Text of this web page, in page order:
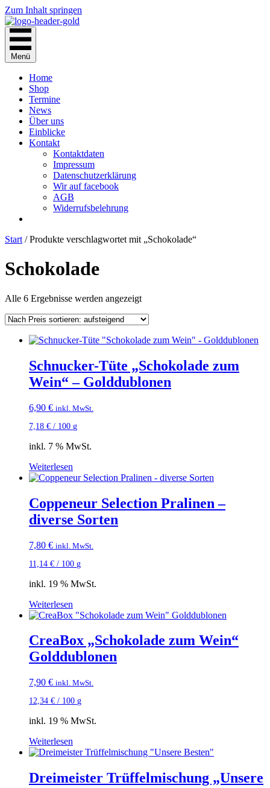
Zum Inhalt springen
Menü
Home
Shop
Termine
News
Über uns
Einblicke
Kontakt
Kontaktdaten
Impressum
Datenschutzerklärung
Wir auf facebook
AGB
Widerrufsbelehrung
Start / Produkte verschlagwortet mit „Schokolade“
Schokolade
Alle 6 Ergebnisse werden angezeigtNach
sortiert:
Schnucker-Tüte „Schokolade zum
Wein“ – Golddublonen
6,90 € inkl. MwSt.
7,18 € / 100 g
inkl. 7 % MwSt.
Weiterlesen
Coppeneur Selection Pralinen –
diverse Sorten
7,80 € inkl. MwSt.
11,14 € / 100 g
inkl. 19 % MwSt.
Weiterlesen
CreaBox „Schokolade zum Wein“
Golddublonen
7,90 € inkl. MwSt.
12,34 € / 100 g
inkl. 19 % MwSt.
Weiterlesen
Dreimeister Trüffelmischung „Unsere